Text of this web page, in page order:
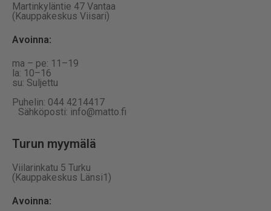
Martinkyläntie 47 Vantaa
(Kauppakeskus Viisari)
Avoinna:
ma – pe: 11–19
la: 10–16
su: Suljettu
Puhelin: 044 4214417
Sähköposti: info@matto.fi
Turun myymälä
Viilarinkatu 5 Turku
(Kauppakeskus Länsi1)
Avoinna: